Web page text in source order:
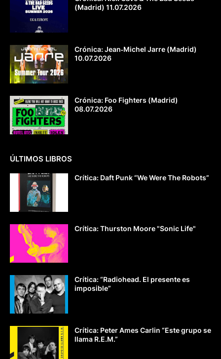
(Madrid) 11.07.2026
Crónica: Jean‐Michel Jarre (Madrid)
10.07.2026
Crónica: Foo Fighters (Madrid)
08.07.2026
ÚLTIMOS LIBROS
Crítica: Daft Punk “We Were The Robots”
Crítica: Thurston Moore "Sonic Life"
Crítica: “Radiohead. El presente es
imposible”
Crítica: Peter Ames Carlin “Este grupo se
llama R.E.M.”